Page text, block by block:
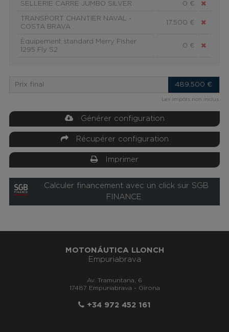
SELLERIE CARRE JUMBO SILVER 0 €
TRANSPORT CHANTIER NAVAL -
COSTA BRAVA
17.500 €
Équipement standard Merry Fisher
1295 Fly S2
0 €
Prix final 489.500 €
Les impôts non inclus.
Générer configuration
Récupérer configuration
Imprimer
Calculer financement avec un click sur SGB
FINANCE
MOTONÁUTICA LLONCH
Empuriabrava
Av. Tramuntana, 6
17487 Empuriabrava - Girona
+34 972 452 161